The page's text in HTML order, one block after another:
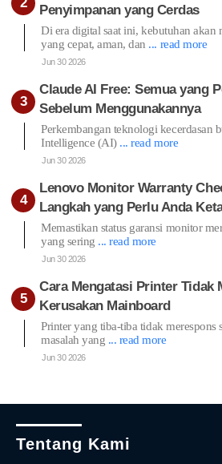
Penyimpanan yang Cerdas
Di era digital saat ini, kebutuhan akan
yang cepat, aman, dan ... read more
Jun 30 2026
Claude AI Free: Semua yang
Sebelum Menggunakannya
Perkembangan teknologi kecerdasan
Intelligence (AI) ... read more
Jun 30 2026
Lenovo Monitor Warranty
Langkah yang Perlu Anda
Memastikan status garansi monitor
yang sering ... read more
Jun 30 2026
Cara Mengatasi Printer Tidak
Kerusakan Mainboard
Printer yang tiba-tiba tidak merespons
masalah yang ... read more
Jun 30 2026
Tentang Kami